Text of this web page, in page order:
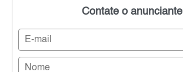
Contate o anunciante